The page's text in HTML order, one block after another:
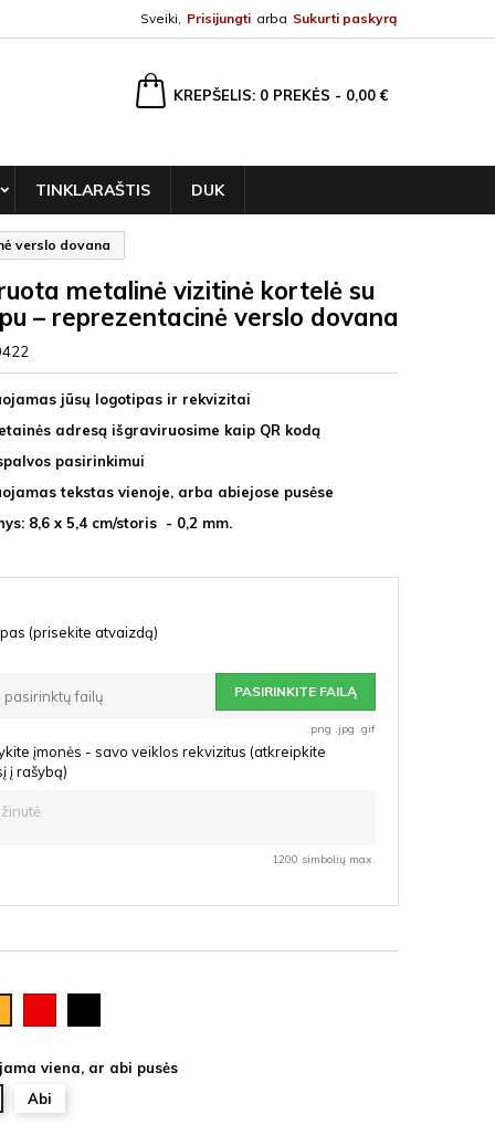
Sveiki, Prisijungti arba Sukurti paskyrą
KREPŠELIS 0 PREKĖS - 0,00 €
TINKLARAŠTIS DUK
verslo dovana
metalinė vizitinė kortelė su
– reprezentacinė verslo dovana
jūsų logotipas ir rekvizitai
adresą išgraviruosime kaip QR kodą
pasirinkimui
tekstas vienoje, arba abiejose pusėse
8,6 x 5,4 cm/storis - 0,2 mm.
(prisekite atvaizdą)
pasirinktų failų PASIRINKITE FAILĄ
.png .jpg .gif
įmonės - savo veiklos rekvizitus (atkreipkite
į rašybą)
1200 simbolių max.
viena, ar abi pusės
Abi